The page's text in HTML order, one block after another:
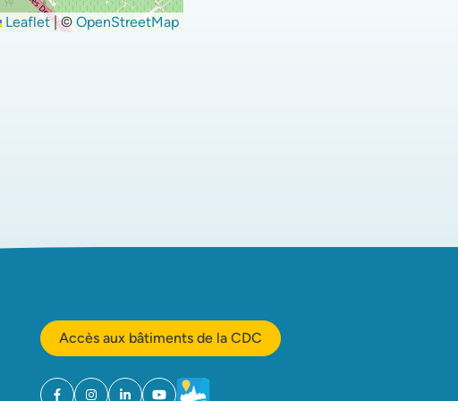
Leaflet |© OpenStreetMap
Accès aux bâtiments de la CDC